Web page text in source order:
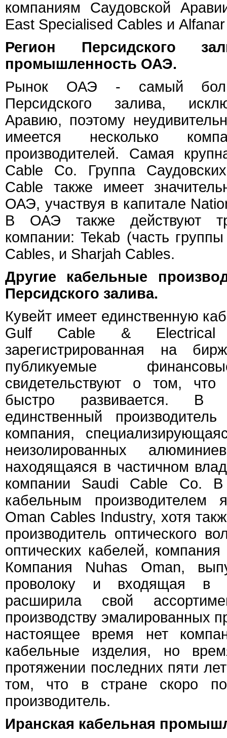
компаниям Саудовской
East Specialised Cables и
Регион Персидского
промышленность ОАЭ.
Рынок ОАЭ - самый
Персидского залива,
Аравию, поэтому
имеется несколько
производителей. Самая
Cable Co. Группа
Cable также имеет
ОАЭ, участвуя в капитале
В ОАЭ также действуют
компании: Tekab (часть
Cables, и Sharjah Cables.
Другие кабельные
Персидского залива.
Кувейт имеет единственную
Gulf Cable & Electrical
зарегистрированная на
публикуемые
свидетельствуют о том,
быстро развивается. В
единственный
компания,
неизолированных
находящаяся в частичном
компании Saudi Cable Co.
кабельным производителем
Oman Cables Industry, хотя
производитель оптического
оптических кабелей,
Компания Nuhas Oman,
проволоку и входящая в
расширила свой
производству эмалированных
настоящее время нет
кабельные изделия, но
протяжении последних пяти
том, что в стране скоро
производитель.
Иранская кабельная